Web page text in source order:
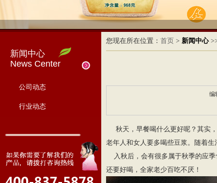
新闻中心
News Center
公司动态
行业动态
您现在所在位置： 首页 > 新闻中心
编
秋天，早餐喝什么更好呢？其实，
老年人和女人要多喝些豆浆。随着
入秋后，会有很多属于秋季的应季
还要好喝，全家老少百吃不厌！